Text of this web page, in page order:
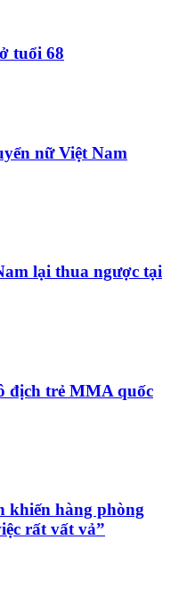
tuổi 68
nữ Việt Nam
lại thua ngược tại
địch trẻ MMA quốc
khiến hàng phòng
rất vất vả”